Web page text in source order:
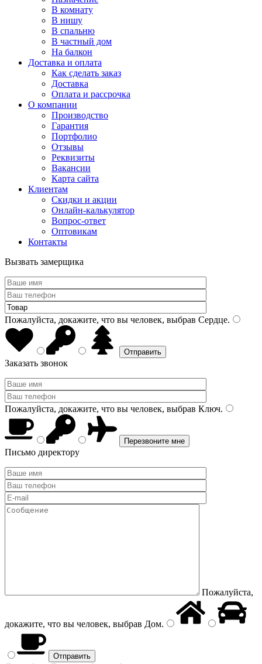
В комнату
В нишу
В спальню
В частный дом
На балкон
Доставка и оплата
Как сделать заказ
Доставка
Оплата и рассрочка
О компании
Производство
Гарантия
Портфолио
Отзывы
Реквизиты
Вакансии
Карта сайта
Клиентам
Скидки и акции
Онлайн-калькулятор
Вопрос-ответ
Оптовикам
Контакты
Вызвать замерщика
Пожалуйста, докажите, что вы человек, выбрав Сердце.
Заказать звонок
Пожалуйста, докажите, что вы человек, выбрав Ключ.
Письмо директору
Пожалуйста,
докажите, что вы человек, выбрав Дом.